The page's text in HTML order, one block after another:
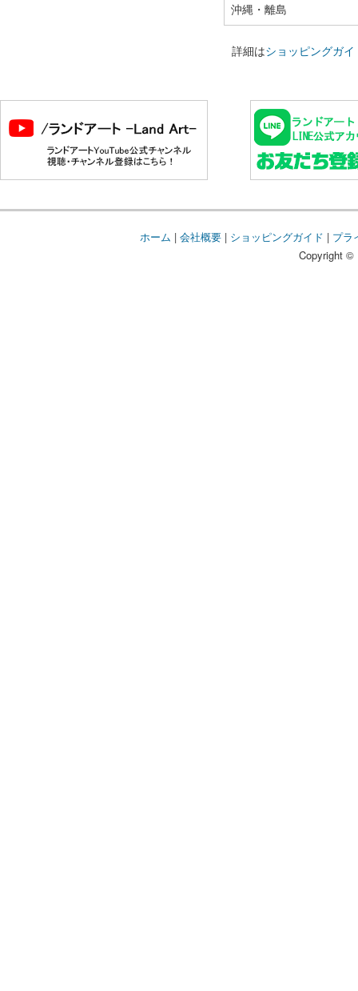
沖縄・離島
詳細はショッピングガイ
ホーム | 会社概要| ショッピングガイド | プラ
Copyright ©